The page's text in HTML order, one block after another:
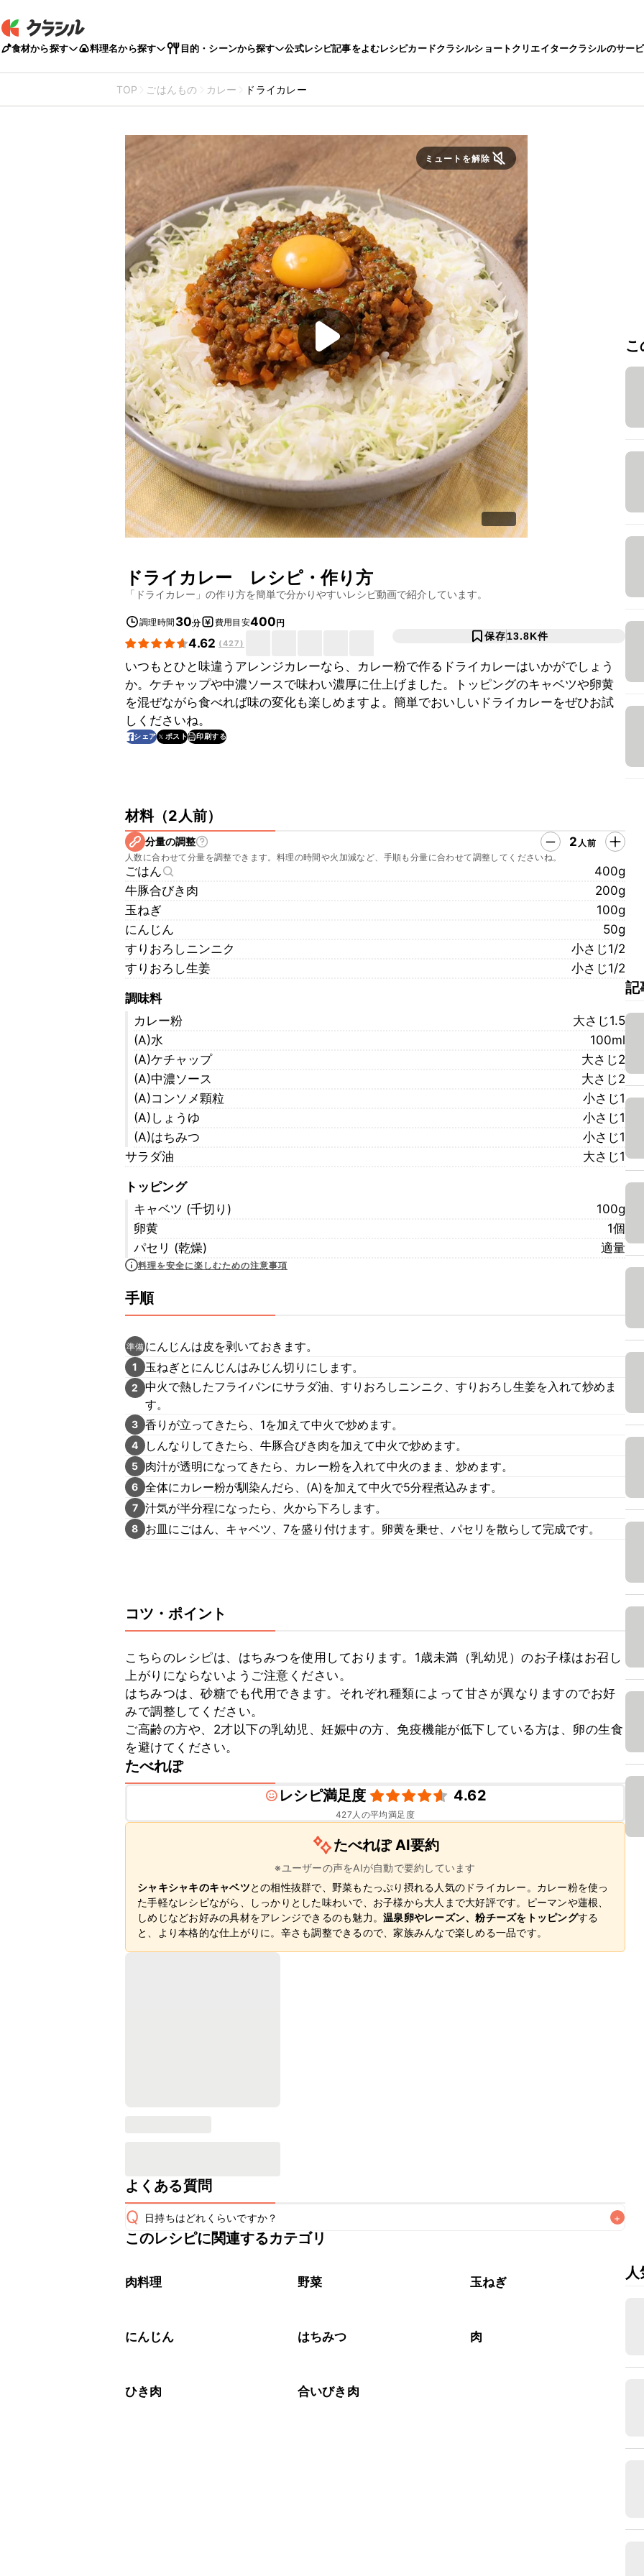
食材から探す 料理名から探す 目的・シーンから探す 公式レシピ記事をよむレシピカードクラシルショートクリエイタークラシルのサー
TOP ごはんもの カレー ドライカレー
ミュートを解除
ドライカレー レシピ・作り方
「 ドライカレー 」の作り方を簡単で分かりやすいレシピ動画で紹介しています。
調理時間 30分 費用目安400円
4.62 (427)
保存13.8K件
いつもとひと味違うアレンジカレーなら、カレー粉で作るドライカレーはいかがでしょう
か。ケチャップや中濃ソースで味わい濃厚に仕上げました。トッピングのキャベツや卵黄
を混ぜながら食べれば味の変化も楽しめますよ。簡単でおいしいドライカレーをぜひお試
しくださいね。
シェア ポスト 印刷する
材料（2人前）
分量の調整 2 人前
人数に合わせて分量を調整できます。料理の時間や火加減など、手順も分量に合わせて調整してくださいね。
ごはん
400g
牛豚合びき肉
200g
玉ねぎ
100g
にんじん
50g
すりおろしニンニク
小さじ1/2
すりおろし生姜
小さじ1/2
調味料
カレー粉
大さじ1.5
(A)水
100ml
(A)ケチャップ
大さじ2
(A)中濃ソース
大さじ2
(A)コンソメ顆粒
小さじ1
(A)しょうゆ
小さじ1
(A)はちみつ
小さじ1
サラダ油
大さじ1
トッピング
キャベツ (千切り)
100g
卵黄
1個
パセリ (乾燥)
適量
料理を安全に楽しむための注意事項
手順
準備 にんじんは皮を剥いておきます。
1 玉ねぎとにんじんはみじん切りにします。
2
中火で熱したフライパンにサラダ油、すりおろしニンニク、すりおろし生姜を入れて炒めま
す。
3 香りが立ってきたら、1を加えて中火で炒めます。
4 しんなりしてきたら、牛豚合びき肉を加えて中火で炒めます。
5 肉汁が透明になってきたら、カレー粉を入れて中火のまま、炒めます。
6 全体にカレー粉が馴染んだら、(A)を加えて中火で5分程煮込みます。
7 汁気が半分程になったら、火から下ろします。
8 お皿にごはん、キャベツ、7を盛り付けます。卵黄を乗せ、パセリを散らして完成です。
コツ・ポイント
こちらのレシピは、はちみつを使用しております。1歳未満（乳幼児）のお子様はお召し
上がりにならないようご注意ください。
はちみつは、砂糖でも代用できます。それぞれ種類によって甘さが異なりますのでお好
みで調整してください。
ご高齢の方や、2才以下の乳幼児、妊娠中の方、免疫機能が低下している方は、卵の生食
を避けてください。
たべれぽ
レシピ満足度
4.62
427 人の平均満足度
たべれぽ AI要約
※ユーザーの声をAIが自動で要約しています
シャキシャキのキャベツとの相性抜群で、野菜もたっぷり摂れる人気のドライカレー。カレー粉を使っ
た手軽なレシピながら、しっかりとした味わいで、お子様から大人まで大好評です。ピーマンや蓮根、
しめじなどお好みの具材をアレンジできるのも魅力。 温泉卵やレーズン、粉チーズをトッピングする
と、より本格的な仕上がりに。辛さも調整できるので、家族みんなで楽しめる一品です。
よくある質問
Q 日持ちはどれくらいですか？ +
保存期間は冷蔵で翌日中が目安です。なるべくお早めにお召し上がりください。
※日持ちは目安です。
このレシピに関連するカテゴリ
肉料理 野菜 玉ねぎ
にんじん はちみつ 肉
ひき肉 合いびき肉
記